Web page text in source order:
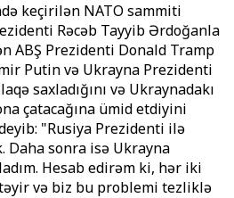
keçirilən NATO sammiti
Rəcəb Tayyib Ərdoğanla
ABŞ Prezidenti Donald Tramp
Putin və Ukrayna Prezidenti
saxladığını və Ukraynadakı
çatacağına ümid etdiyini
"Rusiya Prezidenti ilə
Daha sonra isə Ukrayna
Hesab edirəm ki, hər iki
və biz bu problemi tezliklə